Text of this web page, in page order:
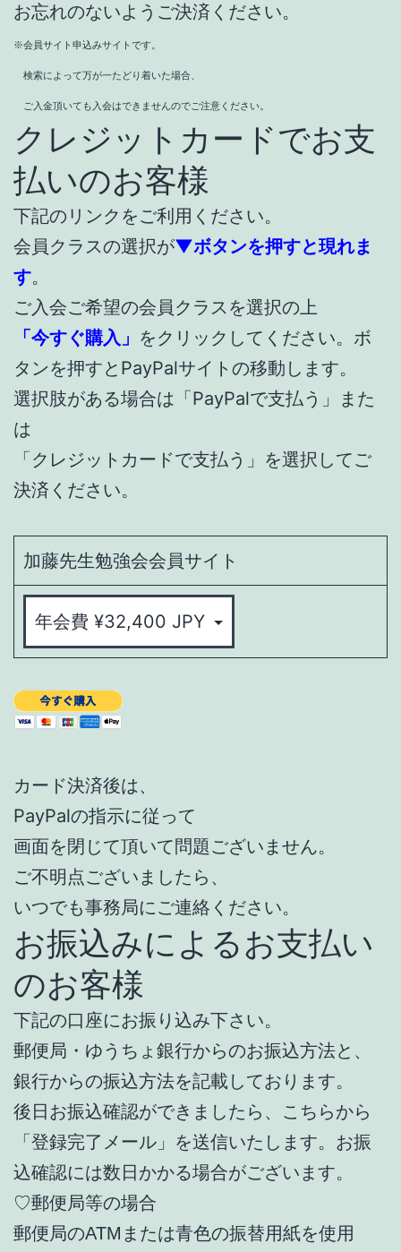
お忘れのないようご決済ください。
※会員サイト申込みサイトです。
検索によって万が一たどり着いた場合、
ご入金頂いても入会はできませんのでご注意ください。
クレジットカードでお支
払いのお客様
下記のリンクをご利用ください。
会員クラスの選択が▼ボタンを押すと現れま
す。
ご入会ご希望の会員クラスを選択の上
「今すぐ購入」 をクリックしてください。ボ
タンを押すとPayPalサイトの移動します。
選択肢がある場合は「PayPalで支払う」また
は
「クレジットカードで支払う」を選択してご
決済ください。
加藤先生勉強会会員サイト
カード決済後は、
PayPalの指示に従って
画面を閉じて頂いて問題ございません。
ご不明点ございましたら、
いつでも事務局にご連絡ください。
お振込みによるお支払い
のお客様
下記の口座にお振り込み下さい。
郵便局・ゆうちょ銀行からのお振込方法と、
銀行からの振込方法を記載しております。
後日お振込確認ができましたら、こちらから
「登録完了メール」を送信いたします。お振
込確認には数日かかる場合がございます。
♡郵便局等の場合
郵便局のATMまたは青色の振替用紙を使用